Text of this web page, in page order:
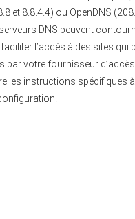
et 8.8.4.4) ou OpenDNS
DNS peuvent
l’accès à des sites qui
par votre fournisseur d’accès
les instructions spécifiques